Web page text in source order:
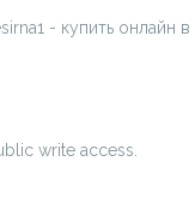
- купить онлайн в
write access.